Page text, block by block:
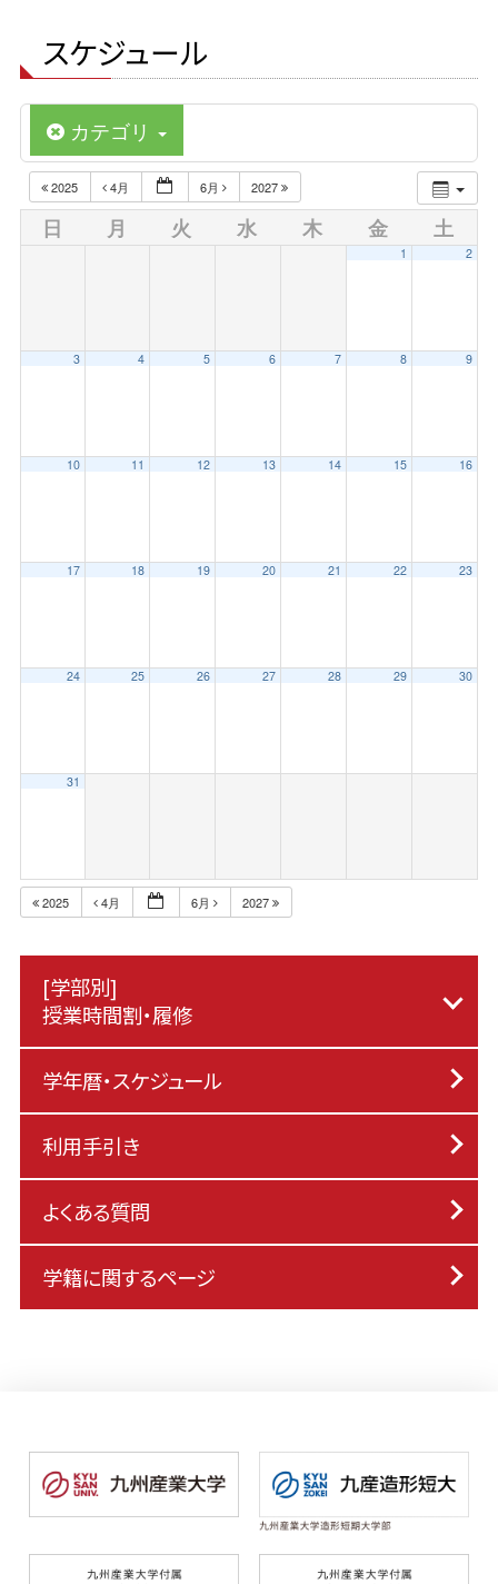
スケジュール
カテゴリ
2025 4月 6月 2027
日 月 火 水 木 金 土
1 2
3 4 5 6 7 8 9
10 11 12 13 14 15 16
17 18 19 20 21 22 23
24 25 26 27 28 29 30
31
2025 4月 6月 2027
[学部別]
授業時間割・履修
学年暦・スケジュール
利用手引き
よくある質問
学籍に関するページ